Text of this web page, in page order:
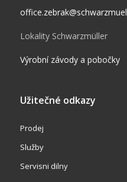
Lokality Schwarzmüller
Výrobní závody a pobočky
Užitečné odkazy
Prodej
Služby
Servisni dilny